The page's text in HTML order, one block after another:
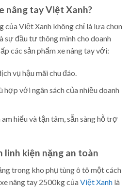
nâng tay Việt Xanh?
của Việt Xanh không chỉ là lựa chọn
sự đầu tư thông minh cho doanh
các sản phẩm xe nâng tay với:
vụ hậu mãi chu đáo.
hợp với ngân sách của nhiều doanh
hiểu và tận tâm, sẵn sàng hỗ trợ
linh kiện nặng an toàn
trong kho phụ tùng ô tô một cách
nâng tay 2500kg củaViệt Xanh là